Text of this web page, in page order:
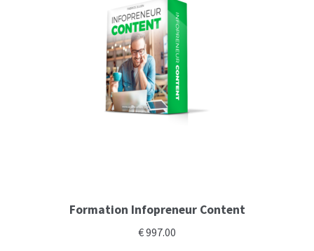
Formation Infopreneur Content
€997.00